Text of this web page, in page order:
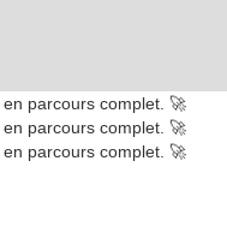
parcours complet. 🚀
parcours complet. 🚀
parcours complet. 🚀